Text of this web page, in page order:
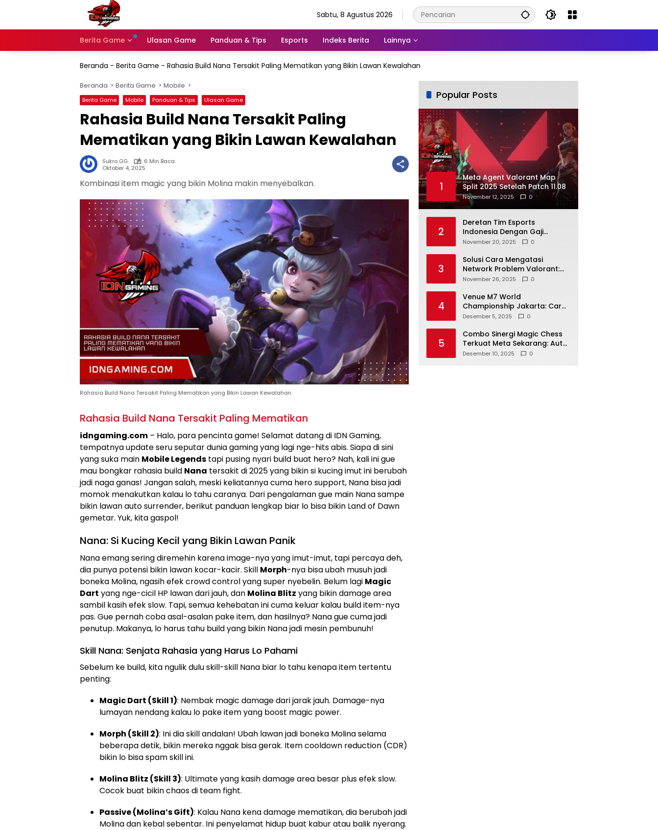
Sabtu, 8 Agustus 2026
Berita Game Ulasan Game Panduan & Tips Esports Indeks Berita Lainnya
Beranda - Berita Game - Rahasia Build Nana Tersakit Paling Mematikan yang Bikin Lawan Kewalahan
Beranda Berita Game Mobile
Berita Game Mobile Panduan & Tips Ulasan Game
Rahasia Build Nana Tersakit Paling
Mematikan yang Bikin Lawan Kewalahan
Sukro GG
6 Min Baca
Oktober 4, 2025
Kombinasi item magic yang bikin Molina makin menyebalkan.
Rahasia Build Nana Tersakit Paling Mematikan yang Bikin Lawan Kewalahan
Rahasia Build Nana Tersakit Paling Mematikan
idngaming.com – Halo, para pencinta game! Selamat datang di IDN Gaming,
tempatnya update seru seputar dunia gaming yang lagi nge-hits abis. Siapa di sini
yang suka main Mobile Legends tapi pusing nyari build buat hero? Nah, kali ini gue
mau bongkar rahasia build Nana tersakit di 2025 yang bikin si kucing imut ini berubah
jadi naga ganas! Jangan salah, meski keliatannya cuma hero support, Nana bisa jadi
momok menakutkan kalau lo tahu caranya. Dari pengalaman gue main Nana sampe
bikin lawan auto surrender, berikut panduan lengkap biar lo bisa bikin Land of Dawn
gemetar. Yuk, kita gaspol!
Nana: Si Kucing Kecil yang Bikin Lawan Panik
Nana emang sering diremehin karena image-nya yang imut-imut, tapi percaya deh,
dia punya potensi bikin lawan kocar-kacir. Skill Morph-nya bisa ubah musuh jadi
boneka Molina, ngasih efek crowd control yang super nyebelin. Belum lagi Magic
Dart yang nge-cicil HP lawan dari jauh, dan Molina Blitz yang bikin damage area
sambil kasih efek slow. Tapi, semua kehebatan ini cuma keluar kalau build item-nya
pas. Gue pernah coba asal-asalan pake item, dan hasilnya? Nana gue cuma jadi
penutup. Makanya, lo harus tahu build yang bikin Nana jadi mesin pembunuh!
Skill Nana: Senjata Rahasia yang Harus Lo Pahami
Sebelum ke build, kita ngulik dulu skill-skill Nana biar lo tahu kenapa item tertentu
penting:
Magic Dart (Skill 1): Nembak magic damage dari jarak jauh. Damage-nya
lumayan nendang kalau lo pake item yang boost magic power.
Morph (Skill 2): Ini dia skill andalan! Ubah lawan jadi boneka Molina selama
beberapa detik, bikin mereka nggak bisa gerak. Item cooldown reduction (CDR)
bikin lo bisa spam skill ini.
Molina Blitz (Skill 3): Ultimate yang kasih damage area besar plus efek slow.
Cocok buat bikin chaos di team fight.
Passive (Molina’s Gift): Kalau Nana kena damage mematikan, dia berubah jadi
Molina dan kebal sebentar. Ini penyelamat hidup buat kabur atau balik nyerang.
Popular Posts
1
Meta Agent Valorant Map
Split 2025 Setelah Patch 11.08
November 12, 2025 0
2
Deretan Tim Esports
Indonesia Dengan Gaji
Tertinggi Fantastis 2025
November 20, 2025 0
3
Solusi Cara Mengatasi
Network Problem Valorant:
Main Anti Lag!
November 26, 2025 0
4
Venue M7 World
Championship Jakarta: Cara
Akses ke Tennis Indoor & MPL
Desember 5, 2025 0
5
Combo Sinergi Magic Chess
Terkuat Meta Sekarang: Auto
Win Streak!
Desember 10, 2025 0